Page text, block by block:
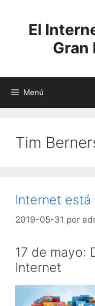
contenidoEl
Gran
Menú
Tim
Internet está
2019-05-31 por
17 de mayo:
Internet